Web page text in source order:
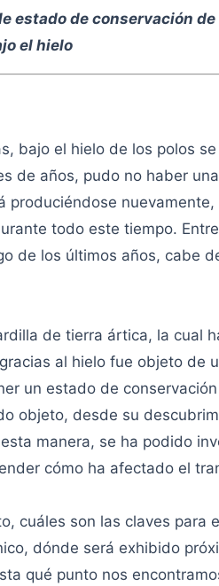
estado de conservación
el hielo
bajo el hielo de los polos
de años, pudo no haber
produciéndose
todo este tiempo.
de los últimos años, cabe
de tierra ártica, la cual
al hielo fue objeto de
un estado de
objeto, desde su
manera, se ha podido
cómo ha afectado el
cuáles son las claves para
dónde será exhibido
qué punto nos